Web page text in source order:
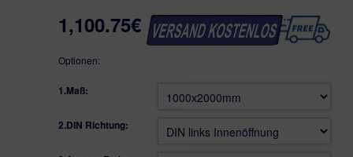
dimensional verstellbare Türbänder - 3
WeltHaus Haustür Standard
WELTHAUS HAUSTÜR WH75N ALUMINIUM MIT
LA33 KOMPLETTE TÜR
1,100.75€
Optionen:
1.Maß:
2.DIN Richtung: